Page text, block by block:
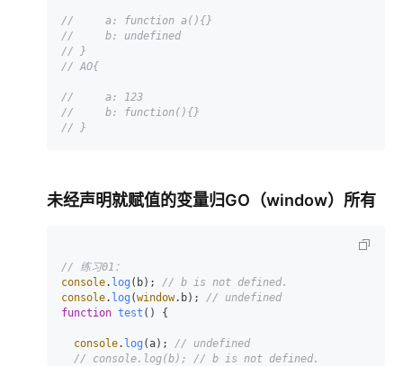
//     a: function a(){}
//     b: undefined
// }
// AO{
//     a: 123
//     b: function(){}
// }
未经声明就赋值的变量归GO（window）所有
// 练习01：
console. log (b); // b is not defined.
console. log (window. b); // undefined
function test ( ) {
console. log (a); // undefined
// console.log(b); // b is not defined.